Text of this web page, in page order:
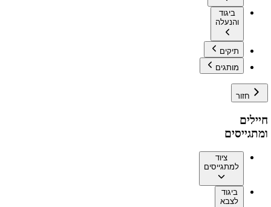
ביגוד
והנעלה
תיקים
מותגים
חזור
חיילים
ומתגייסים
ציוד
למתגייסים
ביגוד
לצבא